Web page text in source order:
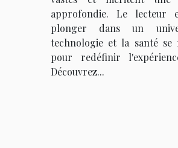
approfondie. Le lecteur
plonger dans un
technologie et la santé se
pour redéfinir
Découvrez...